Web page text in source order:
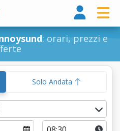
: orari, prezzi e
Solo Andata